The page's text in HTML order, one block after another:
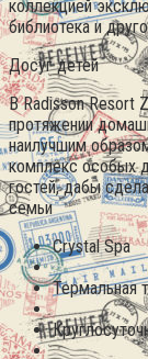
коллекцией
библиотека и
Досуг детей
В Radisson Resort
протяжении
наилучшим
комплекс особых
гостей, дабы
семьи
Crystal Spa
Термальная